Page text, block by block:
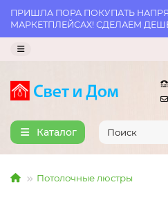
ПРИШЛА ПОРА ПОКУПАТЬ
МАРКЕТПЛЕЙСАХ! СДЕЛАЕМ
Каталог
Потолочные люстры